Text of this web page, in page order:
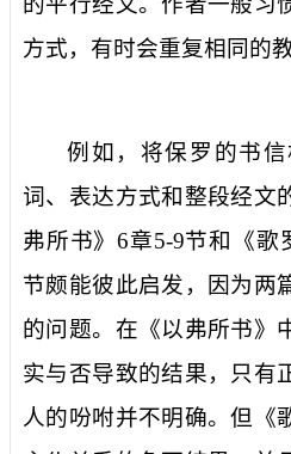
方式，有时会重复相同的教
例如，将保罗的书
词、表达方式和整段经文
弗所书》6章5-9节和《歌
节颇能彼此启发，因为两
的问题。在《以弗所书》
实与否导致的结果，只有
人的吩咐并不明确。但《